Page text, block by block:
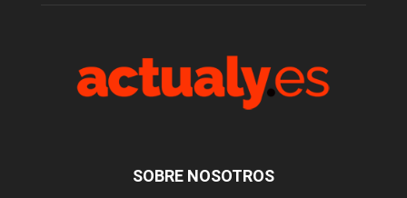
SOBRE NOSOTROS